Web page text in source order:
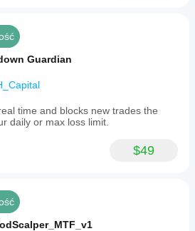
Guardian
time and blocks new trades the
daily or max loss limit.
$49